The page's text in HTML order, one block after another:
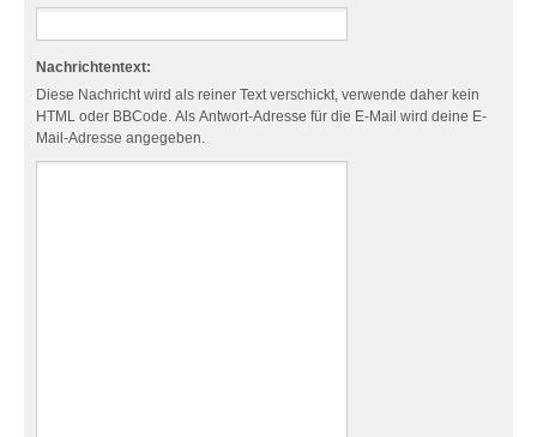
Nachrichtentext:
Diese Nachricht wird als reiner Text verschickt, verwende daher kein
HTML oder BBCode. Als Antwort-Adresse für die E-Mail wird deine E-
Mail-Adresse angegeben.